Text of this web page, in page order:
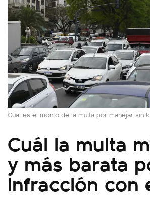
Cuál es el monto de la multa por manejar sin
Cuál la multa
y más barata
infracción con